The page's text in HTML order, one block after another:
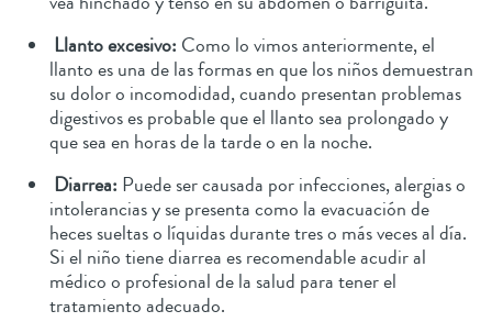
Llanto excesivo: Como lo vimos anteriormente, el
llanto es una de las formas en que los niños demuestran
su dolor o incomodidad, cuando presentan problemas
digestivos es probable que el llanto sea prolongado y
que sea en horas de la tarde o en la noche.
Diarrea: Puede ser causada por infecciones, alergias o
intolerancias y se presenta como la evacuación de
heces sueltas o líquidas durante tres o más veces al día.
Si el niño tiene diarrea es recomendable acudir al
médico o profesional de la salud para tener el
tratamiento adecuado.